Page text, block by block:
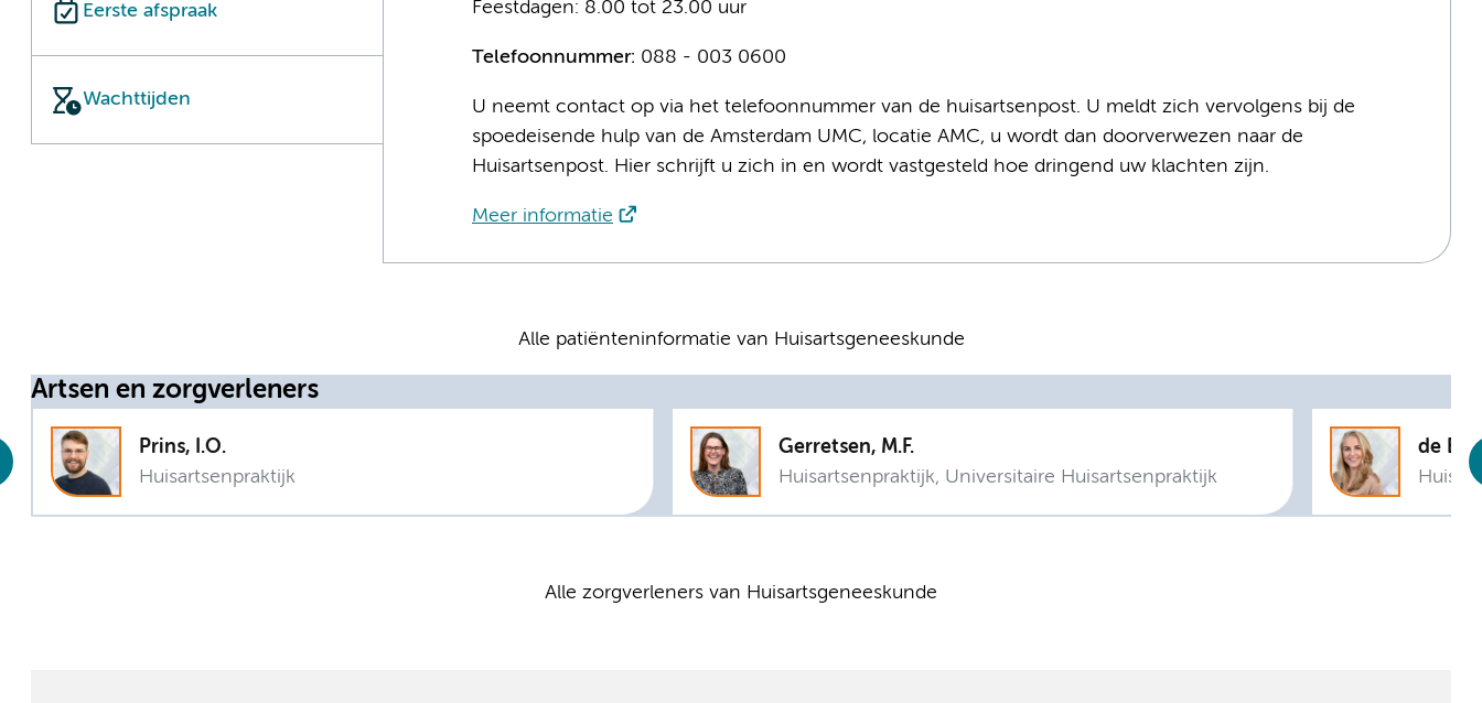
Eerste afspraak
Wachttijden
Feestdagen: 8.00 tot 23.00 uur
Telefoonnummer: 088 - 003 0600
U neemt contact op via het telefoonnummer van de huisartsenpost. U meldt zich vervolgens bij de
spoedeisende hulp van de Amsterdam UMC, locatie AMC, u wordt dan doorverwezen naar de
Huisartsenpost. Hier schrijft u zich in en wordt vastgesteld hoe dringend uw klachten zijn.
Meer informatie
Alle patiënteninformatie van Huisartsgeneeskunde
Artsen en zorgverleners
Prins, I.O.
Huisartsenpraktijk
Gerretsen, M.F.
Huisartsenpraktijk, Universitaire Huisartsenpraktijk
Alle zorgverleners van Huisartsgeneeskunde